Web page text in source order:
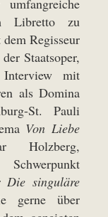
Libretto zu
Regisseur
Staatsoper,
mit
als Domina
St. Pauli
Von Liebe
Die singuläre
gerne über